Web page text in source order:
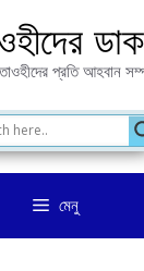
ডাক
প্রতি আহবান
মেনু